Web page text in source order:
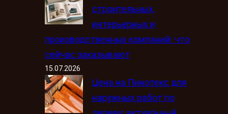
строительных,
интерьерных и
производственных компаний: что
сейчас заказывают
15.07.2026
Цена на Пинотекс для
наружных работ по